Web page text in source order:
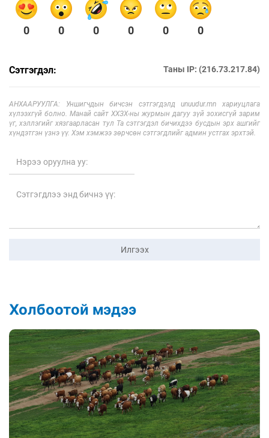
0 0 0 0 0 0
Сэтгэгдэл: Таны IP: (216.73.217.84)
АНХААРУУЛГА: Уншигчдын бичсэн сэтгэгдэлд unuudur.mn хариуцлага
хүлээхгүй болно. Манай сайт ХХЗХ-ны журмын дагуу зүй зохисгүй зарим
үг, хэллэгийг хязгаарласан тул Та сэтгэгдэл бичихдээ бусдын эрх ашгийг
хүндэтгэн үзнэ үү. Хэм хэмжээ зөрчсөн сэтгэгдлийг админ устгах эрхтэй.
Илгээх
Холбоотой мэдээ